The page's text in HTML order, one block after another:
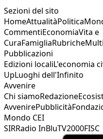
Sezioni del sito
HomeAttualitàPolitica
CommentiEconomiaVita e
CuraFamigliaRubriche
Pubblicazioni
Edizioni localiL'economia
UpLuoghi dell'Infinito
Avvenire
Chi siamoRedazione
AvvenirePubblicità
Mondo CEI
SIRRadio InBluTV2000FISC